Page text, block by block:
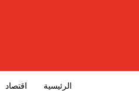
الرئيسية اقتصاد